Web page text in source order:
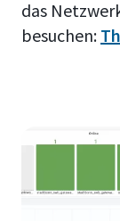
das
besuchen: